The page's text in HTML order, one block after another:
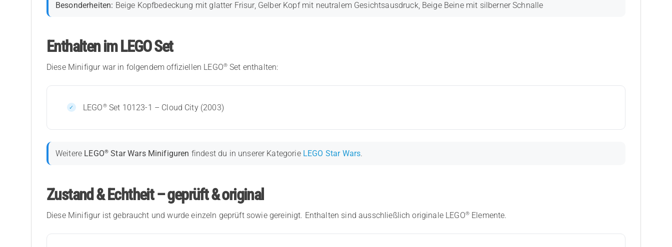
Besonderheiten: Beige Kopfbedeckung mit glatter Frisur, Gelber Kopf mit neutralem Gesichtsausdruck, Beige Beine mit silberner Schnalle
Enthalten im LEGO Set
Diese Minifigur war in folgendem offiziellen LEGO® Set enthalten:
LEGO®Set 10123-1 – Cloud City (2003)
Weitere LEGO® Star Wars Minifiguren findest du in unserer Kategorie LEGO Star Wars.
Zustand & Echtheit – geprüft & original
Diese Minifigur ist gebraucht und wurde einzeln geprüft sowie gereinigt. Enthalten sind ausschließlich originale LEGO®Elemente.